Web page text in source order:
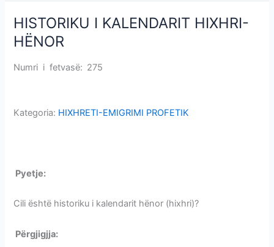
HISTORIKU I KALENDARIT HIXHRI-
HËNOR
Numri i fetvasë: 275
Kategoria: HIXHRETI-EMIGRIMI PROFETIK
Pyetje:
Cili është historiku i kalendarit hënor (hixhri)?
Përgjigjja:
HISTORIKU
I
KALENDARIT
HIXHRI-